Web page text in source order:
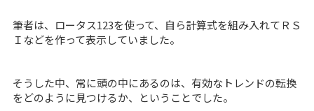
筆者は、ロータス123を使って、自ら計算式を組み入れてＲＳ
Ｉなどを作って表示していました。
そうした中、常に頭の中にあるのは、有効なトレンドの転換
をどのように見つけるか、ということでした。